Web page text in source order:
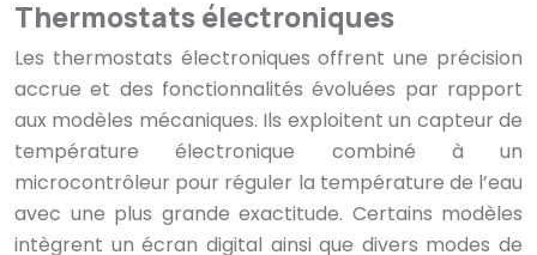
Thermostats électroniques
Les thermostats électroniques offrent une précision
accrue et des fonctionnalités évoluées par rapport
aux modèles mécaniques. Ils exploitent un capteur de
température électronique combiné à un
microcontrôleur pour réguler la température de l’eau
avec une plus grande exactitude. Certains modèles
intègrent un écran digital ainsi que divers modes de